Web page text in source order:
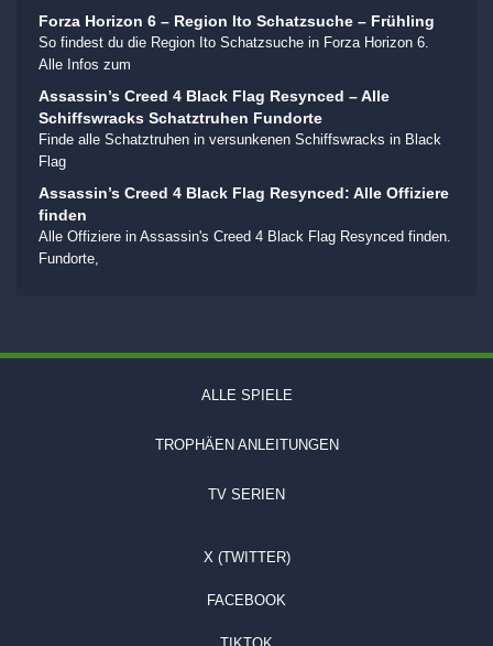
Forza Horizon 6 – Region Ito Schatzsuche – Frühling
So findest du die Region Ito Schatzsuche in Forza Horizon 6.
Alle Infos zum
Assassin’s Creed 4 Black Flag Resynced – Alle
Schiffswracks Schatztruhen Fundorte
Finde alle Schatztruhen in versunkenen Schiffswracks in Black
Flag
Assassin’s Creed 4 Black Flag Resynced: Alle Offiziere
finden
Alle Offiziere in Assassin's Creed 4 Black Flag Resynced finden.
Fundorte,
ALLE SPIELE
TROPHÄEN ANLEITUNGEN
TV SERIEN
X (TWITTER)
FACEBOOK